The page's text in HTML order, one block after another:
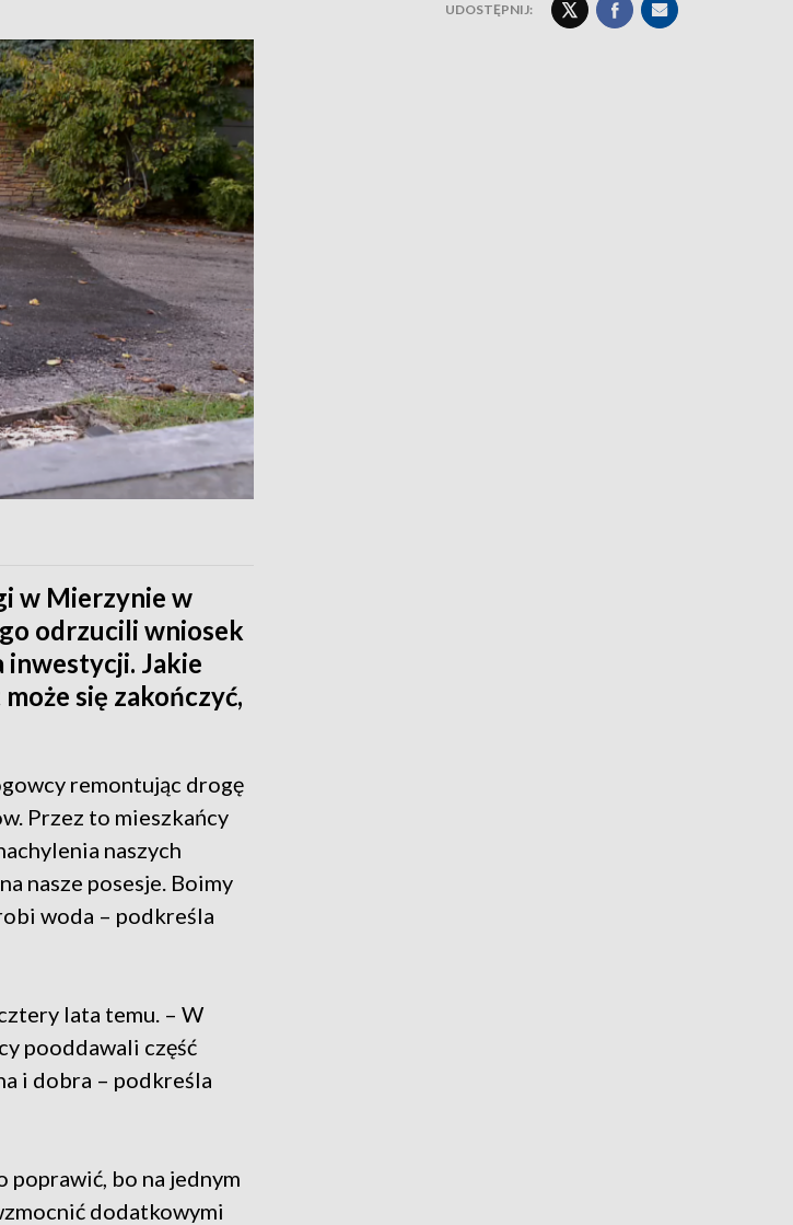
UDOSTĘPNIJ:
w Mierzynie w
odrzucili wniosek
inwestycji. Jakie
się zakończyć,
remontując drogę
Przez to mieszkańcy
naszych
nasze posesje. Boimy
woda – podkreśla
lata temu. – W
pooddawali część
i dobra – podkreśla
poprawić, bo na jednym
dodatkowymi